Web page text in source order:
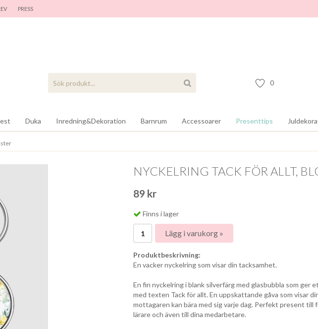
PRESS
0
Duka Inredning&Dekoration Barnrum Accessoarer Presenttips
NYCKELRING TACK FÖR ALLT,
89 kr
Finns i lager
Lägg i varukorg »
Produktbeskrivning:
En vacker nyckelring som visar din tacksamhet.
En fin nyckelring i blank silverfärg med glasbubbla som ger
med texten Tack för allt. En uppskattande gåva som visar
mottagaren kan bära med sig varje dag. Perfekt present till
lärare och även till dina medarbetare.